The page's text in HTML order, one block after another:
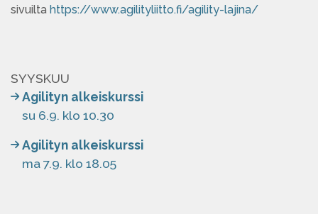
sivuilta https://www.agilityliitto.fi/agility-lajina/
SYYSKUU
Agilityn alkeiskurssi
su 6.9. klo 10.30
Agilityn alkeiskurssi
ma 7.9. klo 18.05